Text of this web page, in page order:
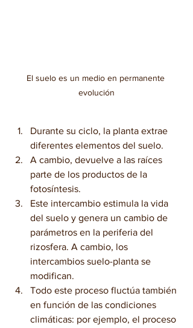
El suelo es un medio en permanente
evolución
Durante su ciclo, la planta extrae
diferentes elementos del suelo.
A cambio, devuelve a las raíces
parte de los productos de la
fotosíntesis.
Este intercambio estimula la vida
del suelo y genera un cambio de
parámetros en la periferia del
rizosfera. A cambio, los
intercambios suelo-planta se
modifican.
Todo este proceso fluctúa también
en función de las condiciones
climáticas: por ejemplo, el proceso